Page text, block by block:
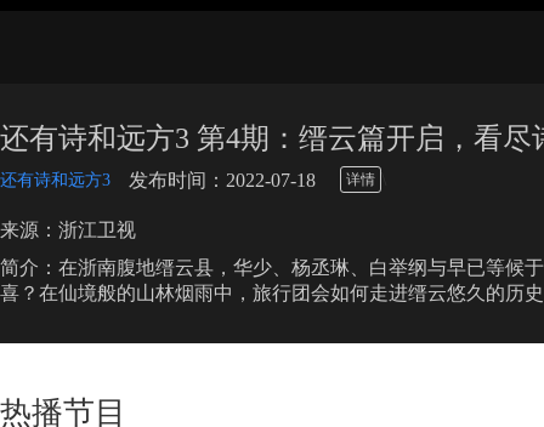
还有诗和远方3 第4期：缙云篇开启，看
还有诗和远方3 发布时间：2022-07-18 详情
来源：浙江卫视
简介：在浙南腹地缙云县，华少、杨丞琳、白举纲与早已等候
喜？在仙境般的山林烟雨中，旅行团会如何走进缙云悠久的历
热播节目